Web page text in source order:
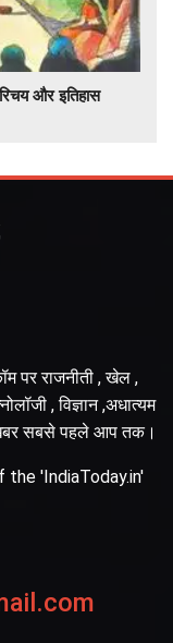
और इतिहास
पर राजनीती , खेल ,
, विज्ञान ,अधात्यम
सबसे पहले आप तक।
'IndiaToday.in'